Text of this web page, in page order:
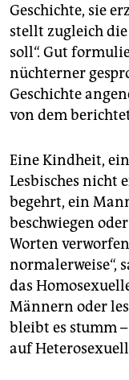
Geschichte, sie
stellt zugleich
soll“. Gut
nüchterner
Geschichte
von dem
Eine Kindheit,
Lesbisches nicht
begehrt, ein
beschwiegen
Worten
normalerweise“,
das
Männern oder
bleibt es stumm
auf